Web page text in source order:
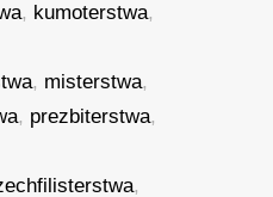
, kumoterstwa,
, misterstwa,
, prezbiterstwa,
,